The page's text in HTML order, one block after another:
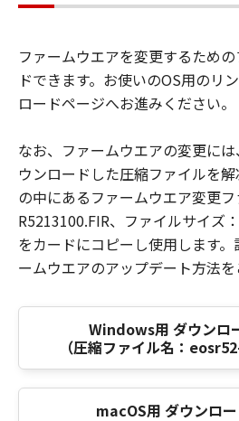
ファームウエアを変更するため
ドできます。お使いのOS用のリ
ロードページへお進みください。
なお、ファームウエアの変更に
ウンロードした圧縮ファイルを
の中にあるファームウエア変更
R5213100.FIR、ファイルサイズ
をカードにコピーし使用します
ームウエアのアップデート方法を
Windows用 ダウンロ
（圧縮ファイル名：
macOS用 ダウンロ